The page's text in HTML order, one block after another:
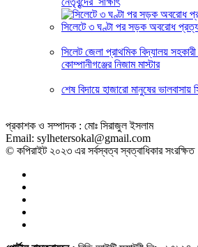
সিলেটে ৩ ঘণ্টা পর সড়ক অবরোধ
সিলেট জেলা প্রাথমিক বিদ্যালয়
কোম্পানীগঞ্জের নিজাম মাস্টার
শেষ বিদায়ে হাজারো মানুষের
প্রকাশক ও সম্পাদক : মোঃ সিরাজুল ইসলাম
Email: sylhetersokal@gmail.com
© কপিরাইট ২০২৩ এর সর্বস্বত্ব স্বত্বাধিকার সংরক্ষিত